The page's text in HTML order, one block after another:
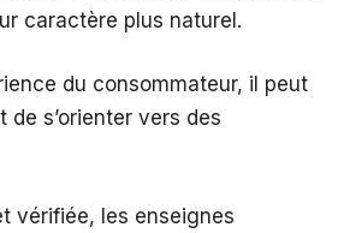
caractère plus naturel.
du consommateur, il peut
s’orienter vers des
vérifiée, les enseignes